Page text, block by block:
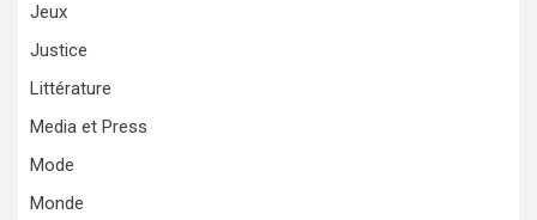
Jeux
Justice
Littérature
Media et Press
Mode
Monde